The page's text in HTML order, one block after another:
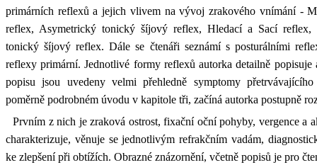
primárních reflexů a jejich vlivem na vývoj zrakového vnímání -
reflex, Asymetrický tonický šíjový reflex, Hledací a Sací reflex,
tonický šíjový reflex. Dále se čtenáři seznámí s posturálními
reflexy primární. Jednotlivé formy reflexů autorka detailně popisuje
popisu jsou uvedeny velmi přehledně symptomy
poměrně podrobném úvodu v kapitole tři, začíná autorka postupně
Prvním z nich je zraková ostrost, fixační oční pohyby, vergence a
charakterizuje, věnuje se jednotlivým refrakčním vadám,
ke zlepšení při obtížích. Obrazné znázornění, včetně popisů je pro